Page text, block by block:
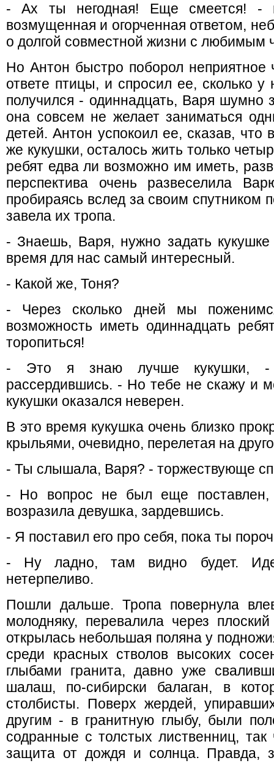
- Ах ты негодная! Еще смеется! -
возмущенная и огорченная ответом,
о долгой совместной жизни с любимым
Но Антон быстро поборол неприятное
ответе птицы, и спросил ее, сколько у
получился - одиннадцать, Варя шумно
она совсем не желает заниматься
детей. Антон успокоил ее, сказав, что
же кукушки, осталось жить только
ребят едва ли возможно им иметь,
перспектива очень развеселила
пробираясь вслед за своим спутником
завела их тропа.
- Знаешь, Варя, нужно задать
время для нас самый интересный.
- Какой же, Тоня?
- Через сколько дней мы
возможность иметь одиннадцать
торопиться!
- Это я знаю лучше кукушки, -
рассердившись. - Но тебе не скажу и
кукушки оказался неверен.
В это время кукушка очень близко
крыльями, очевидно, перелетая на
- Ты слышала, Варя? - торжествующе
- Но вопрос не был еще поставлен,
возразила девушка, зардевшись.
- Я поставил его про себя, пока ты
- Ну ладно, там видно будет.
нетерпеливо.
Пошли дальше. Тропа повернула
молодняку, перевалила через
открылась небольшая поляна у
среди красных стволов высоких
глыбами гранита, давно уже
шалаш, по-сибирски балаган, в
столбисты. Поверх жердей,
другим - в гранитную глыбу, были
содранные с толстых лиственниц, так
защита от дождя и солнца. Правда,